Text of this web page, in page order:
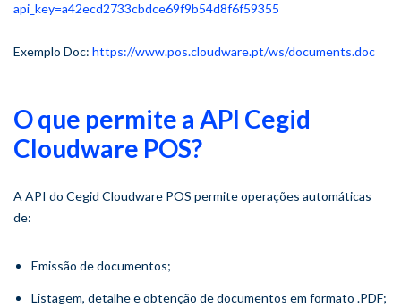
api_key=a42ecd2733cbdce69f9b54d8f6f59355
Exemplo Doc: https://www.pos.cloudware.pt/ws/documents.doc
O que permite a API Cegid
Cloudware POS?
A API do Cegid Cloudware POS permite operações automáticas
de:
Emissão de documentos;
Listagem, detalhe e obtenção de documentos em formato .PDF;